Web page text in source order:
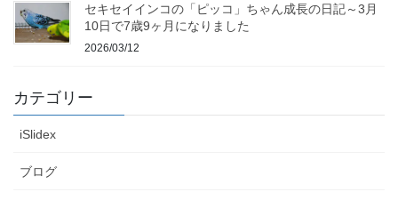
セキセイインコの「ピッコ」ちゃん成長の日記～3月
10日で7歳9ヶ月になりました
2026/03/12
カテゴリー
iSlidex
ブログ